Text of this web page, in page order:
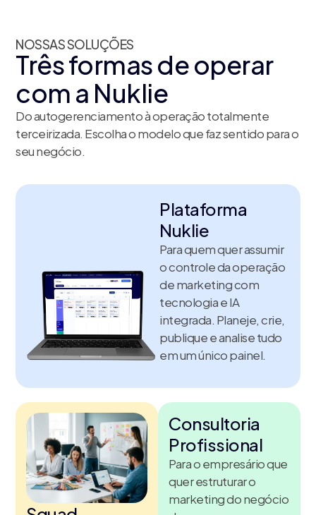
NOSSAS SOLUÇÕES
Três formas de operar
com a Nuklie
Do autogerenciamento à operação totalmente
terceirizada. Escolha o modelo que faz sentido para o
seu negócio.
Plataforma
Nuklie
Para quem quer assumir
o controle da operação
de marketing com
tecnologia e IA
integrada. Planeje, crie,
publique e analise tudo
em um único painel.
Consultoria
Profissional
Para o empresário que
quer estruturar o
marketing do negócio